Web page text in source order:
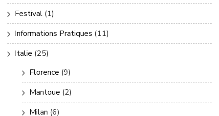
Festival (1)
Informations Pratiques (11)
Italie (25)
Florence (9)
Mantoue (2)
Milan (6)